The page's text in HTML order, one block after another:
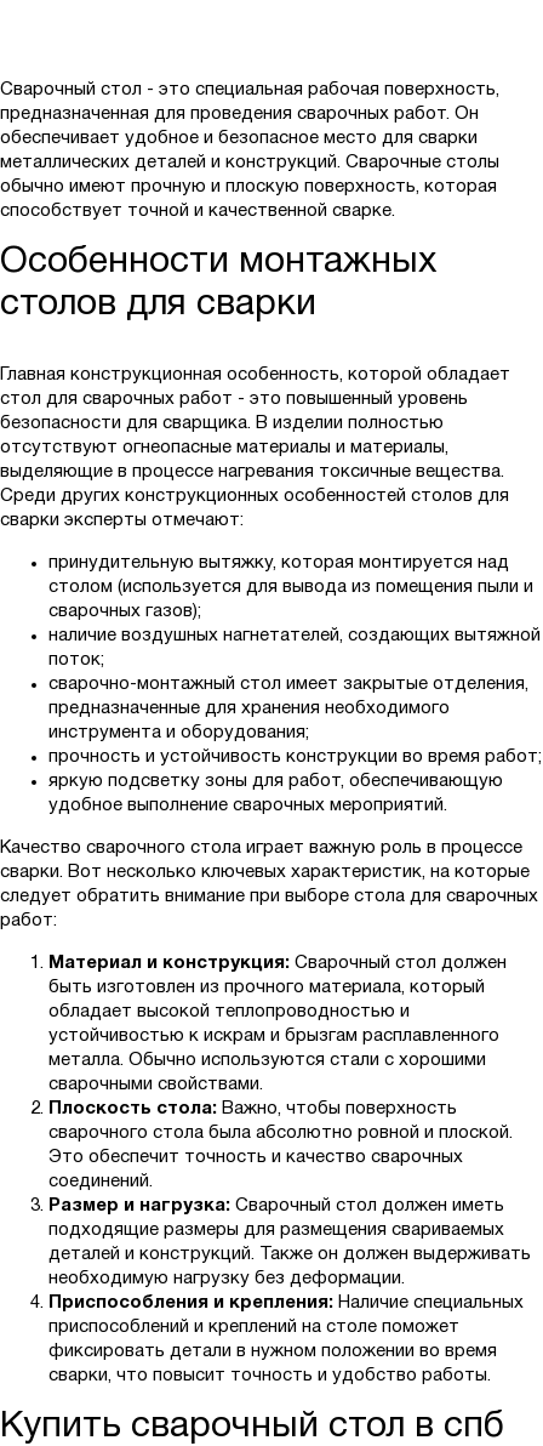
Сварочный стол - это специальная рабочая поверхность,
предназначенная для проведения сварочных работ. Он
обеспечивает удобное и безопасное место для сварки
металлических деталей и конструкций. Сварочные столы
обычно имеют прочную и плоскую поверхность, которая
способствует точной и качественной сварке.
Особенности монтажных
столов для сварки
Главная конструкционная особенность, которой обладает
стол для сварочных работ - это повышенный уровень
безопасности для сварщика. В изделии полностью
отсутствуют огнеопасные материалы и материалы,
выделяющие в процессе нагревания токсичные вещества.
Среди других конструкционных особенностей столов для
сварки эксперты отмечают:
принудительную вытяжку, которая монтируется над
столом (используется для вывода из помещения пыли и
сварочных газов);
наличие воздушных нагнетателей, создающих вытяжной
поток;
сварочно-монтажный стол имеет закрытые отделения,
предназначенные для хранения необходимого
инструмента и оборудования;
прочность и устойчивость конструкции во время работ;
яркую подсветку зоны для работ, обеспечивающую
удобное выполнение сварочных мероприятий.
Качество сварочного стола играет важную роль в процессе
сварки. Вот несколько ключевых характеристик, на которые
следует обратить внимание при выборе стола для сварочных
работ:
Материал и конструкция: Сварочный стол должен
быть изготовлен из прочного материала, который
обладает высокой теплопроводностью и
устойчивостью к искрам и брызгам расплавленного
металла. Обычно используются стали с хорошими
сварочными свойствами.
Плоскость стола: Важно, чтобы поверхность
сварочного стола была абсолютно ровной и плоской.
Это обеспечит точность и качество сварочных
соединений.
Размер и нагрузка: Сварочный стол должен иметь
подходящие размеры для размещения свариваемых
деталей и конструкций. Также он должен выдерживать
необходимую нагрузку без деформации.
Приспособления и крепления: Наличие специальных
приспособлений и креплений на столе поможет
фиксировать детали в нужном положении во время
сварки, что повысит точность и удобство работы.
Купить сварочный стол в спб